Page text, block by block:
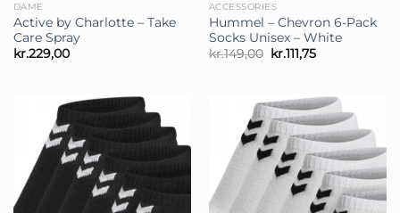
DAME
Active by Charlotte – Take
Care Spray
kr.229,00
ACCESSORIES
Hummel – Chevron 6-Pack
Socks Unisex – White
kr.149,00 Den
oprindelige
kr.149,00.
kr.111,75Den
kr.111,75.